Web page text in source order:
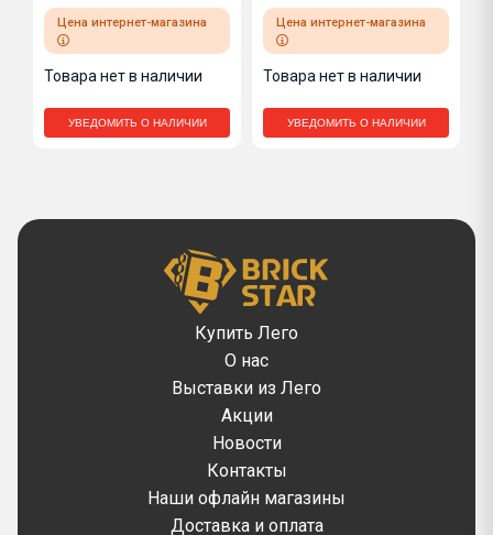
Цена интернет-магазина
Товара нет в наличии
УВЕДОМИТЬ О НАЛИЧИИ
Цена интернет-магазина
Товара нет в наличии
УВЕДОМИТЬ О НАЛИЧИИ
Купить Лего
О нас
Выставки из Лего
Акции
Новости
Контакты
Наши офлайн магазины
Доставка и оплата